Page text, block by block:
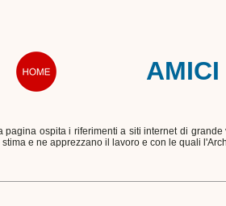
pagina ospita i riferimenti a siti internet di
stima e ne apprezzano il lavoro e con le quali